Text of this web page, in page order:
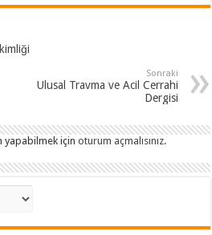
Sonraki
Ulusal Travma ve Acil Cerrahi
Dergisi
yapabilmek içinoturum açmalısınız.